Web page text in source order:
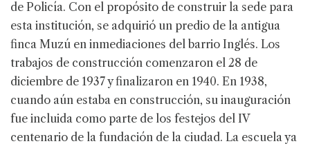
de Policía. Con el propósito de construir la sede para
esta institución, se adquirió un predio de la antigua
finca Muzú en inmediaciones del barrio Inglés. Los
trabajos de construcción comenzaron el 28 de
diciembre de 1937 y finalizaron en 1940. En 1938,
cuando aún estaba en construcción, su inauguración
fue incluida como parte de los festejos del IV
centenario de la fundación de la ciudad. La escuela ya